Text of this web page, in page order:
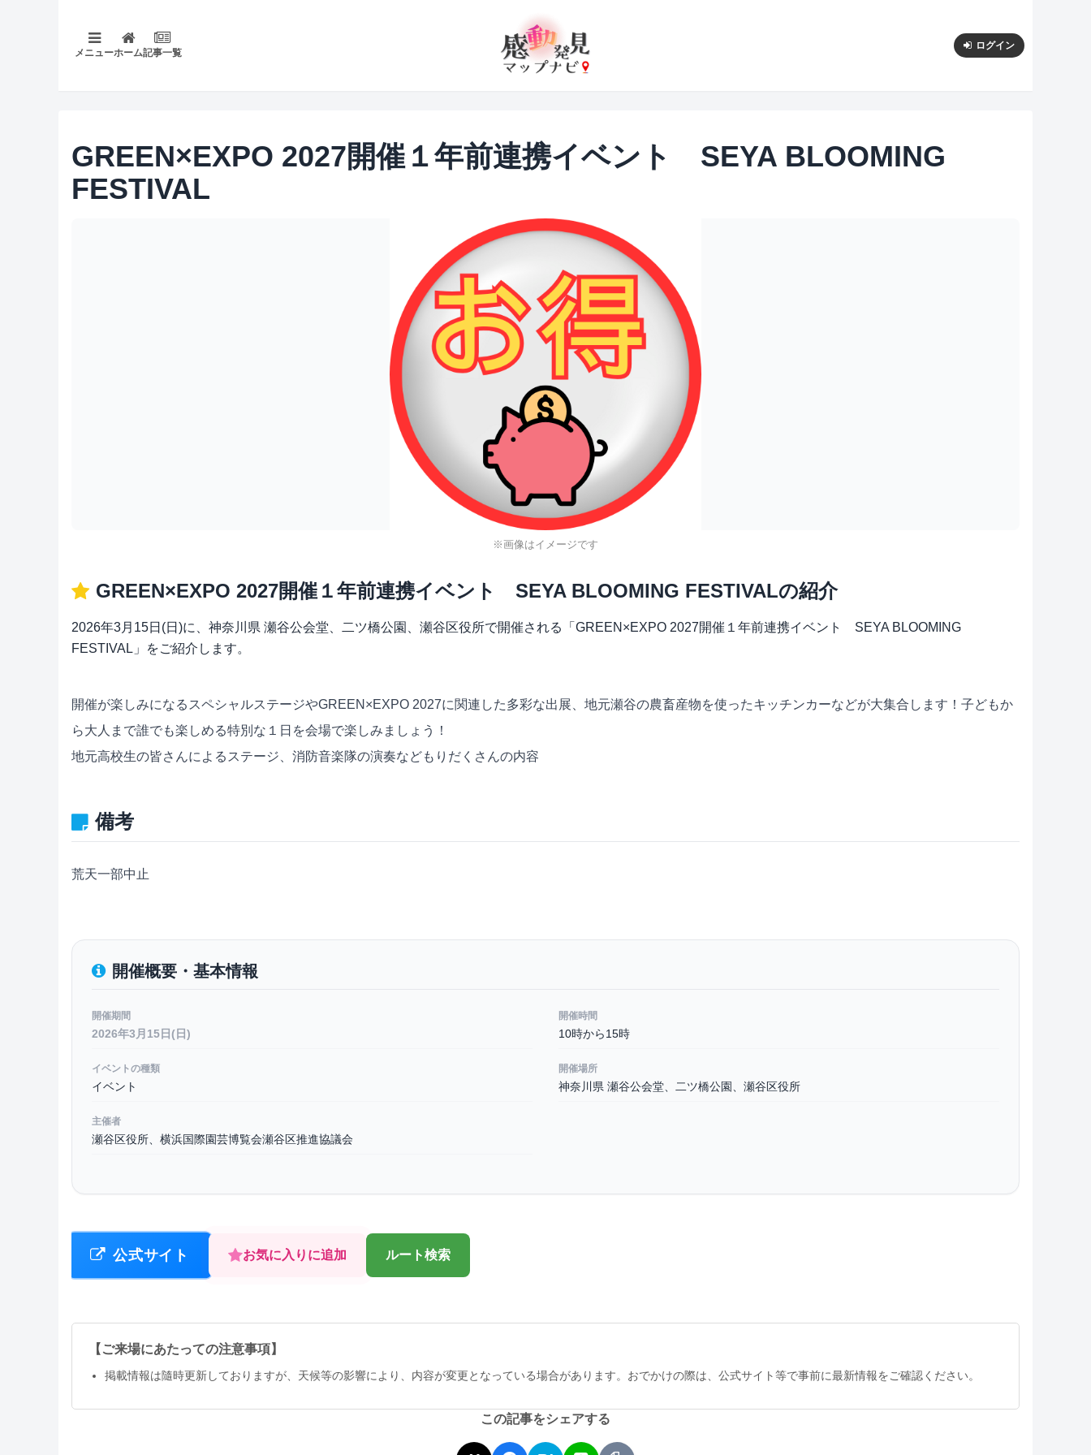
メニューホーム記事一覧
ログイン
GREEN×EXPO 2027開催１年前連携イベント SEYA BLOOMING
FESTIVAL
※画像はイメージです
GREEN×EXPO 2027開催１年前連携イベント SEYA BLOOMING FESTIVALの紹介
2026年3月15日(日)に、神奈川県 瀬谷公会堂、二ツ橋公園、瀬谷区役所で開催される「GREEN×EXPO 2027開催１年前連携イベント SEYA BLOOMING
FESTIVAL」をご紹介します。
開催が楽しみになるスペシャルステージやGREEN×EXPO 2027に関連した多彩な出展、地元瀬谷の農畜産物を使ったキッチンカーなどが大集合します！子どもか
ら大人まで誰でも楽しめる特別な１日を会場で楽しみましょう！
地元高校生の皆さんによるステージ、消防音楽隊の演奏などもりだくさんの内容
備考
荒天一部中止
開催概要・基本情報
開催期間
2026年3月15日(日)
開催時間
10時から15時
イベントの種類
イベント
開催場所
神奈川県 瀬谷公会堂、二ツ橋公園、瀬谷区役所
主催者
瀬谷区役所、横浜国際園芸博覧会瀬谷区推進協議会
公式サイト お気に入りに追加 ルート検索
【ご来場にあたっての注意事項】
掲載情報は隨時更新しておりますが、天候等の影響により、内容が変更となっている場合があります。おでかけの際は、公式サイト等で事前に最新情報をご確認ください。
この記事をシェアする